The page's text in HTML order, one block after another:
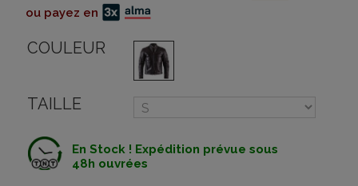
ou payez en
COULEUR
TAILLE
En Stock ! Expédition prévue sous
48h ouvrées